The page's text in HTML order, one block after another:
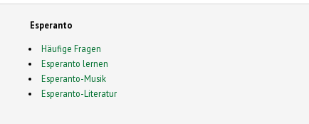
Esperanto
Häufige Fragen
Esperanto lernen
Esperanto-Musik
Esperanto-Literatur